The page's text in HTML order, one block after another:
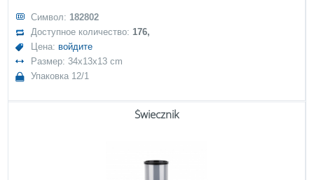
Символ: 182802
Доступное количество:176,
Цена: войдите
Размер: 34x13x13 cm
Упаковка 12/1
Świecznik